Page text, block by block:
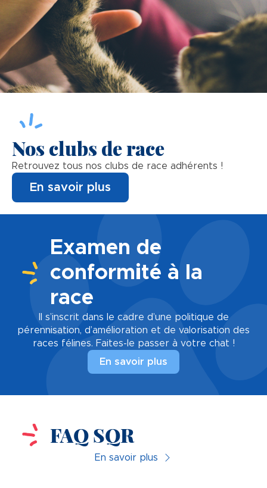
Nos clubs de race
Retrouvez tous nos clubs de race adhérents !
En savoir plus
Examen de
conformité à la
race
Il s’inscrit dans le cadre d’une politique de
pérennisation, d’amélioration et de valorisation des
races félines. Faites-le passer à votre chat !
En savoir plus
FAQ SQR
En savoir plus